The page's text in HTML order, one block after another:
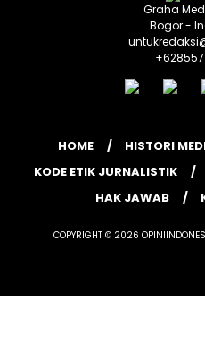
Graha
Bogor -
HOME HISTORI
KODE ETIK JURNALISTIK
HAK JAWAB
COPYRIGHT © 2026